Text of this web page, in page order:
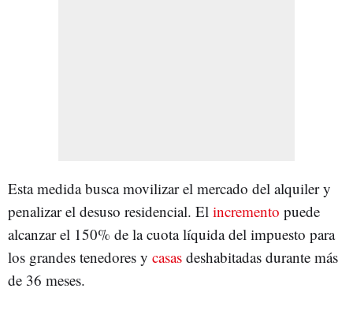
Esta medida busca movilizar el mercado del alquiler y
penalizar el desuso residencial. El incremento puede
alcanzar el 150% de la cuota líquida del impuesto para
los grandes tenedores y casas deshabitadas durante más
de 36 meses.